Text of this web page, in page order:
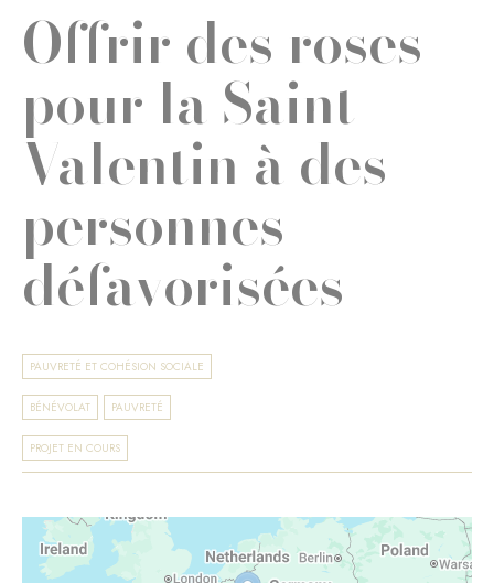
Offrir des roses
pour la Saint-
Valentin à des
personnes
défavorisées
PAUVRETÉ ET COHÉSION SOCIALE
BÉNÉVOLAT PAUVRETÉ
PROJET EN COURS